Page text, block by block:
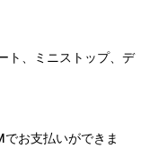
ト、ミニストップ、デ
お支払いができま